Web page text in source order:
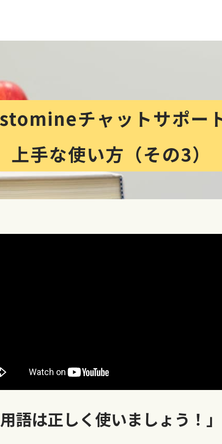
チャットサポー
上手な使い方（その3）
語は正しく使いましょう！